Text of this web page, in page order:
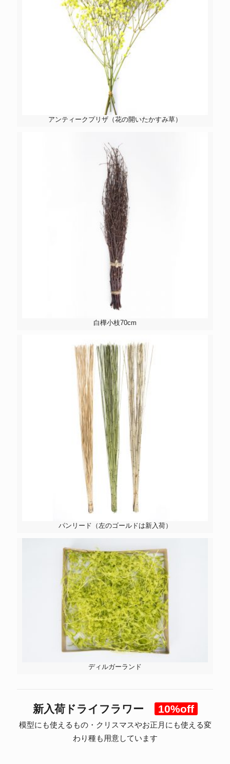
アンティークプリザ（花の開いたかすみ草）
白樺小枝70cm
パンリード（左のゴールドは新入荷）
ディルガーランド
新入荷ドライフラワー 10%off
模型にも使えるもの・クリスマスやお正月にも使える変
わり種も用意しています